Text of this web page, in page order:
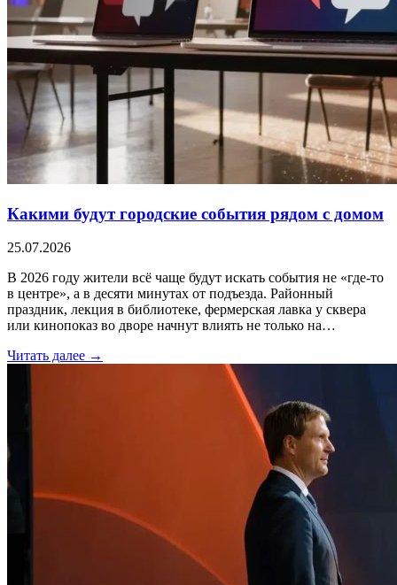
Какими будут городские события рядом с домом
25.07.2026
В 2026 году жители всё чаще будут искать события не «где-то
в центре», а в десяти минутах от подъезда. Районный
праздник, лекция в библиотеке, фермерская лавка у сквера
или кинопоказ во дворе начнут влиять не только на…
Читать далее →